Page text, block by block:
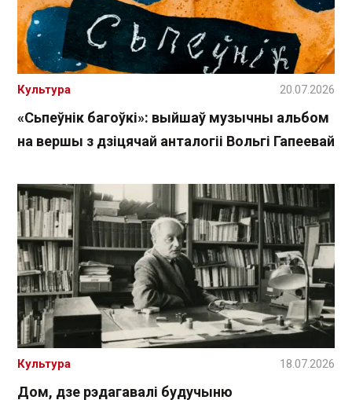
«Сьпеўнік багоўкі»: выйшаў музычны альбом
на вершы з дзіцячай анталогіі Вольгі Гапеевай
Культура 20.07.2026
Дом, дзе рэдагавалі будучыню
Культура 18.07.2026